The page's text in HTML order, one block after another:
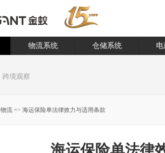
物流系统 仓储系统
跨境观察
物流 => 海运保险单法律效力与适用条款